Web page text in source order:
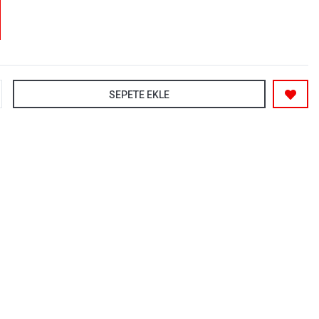
SEPETE EKLE